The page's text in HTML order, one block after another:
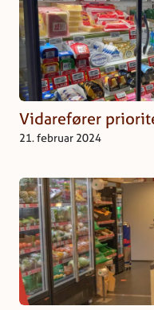
Vidarefører
21. februar 2024